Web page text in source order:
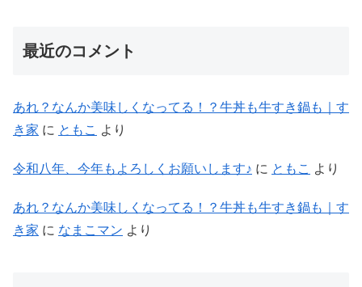
最近のコメント
あれ？なんか美味しくなってる！？牛丼も牛すき鍋も｜す
き家 に ともこ より
令和八年、今年もよろしくお願いします♪ に ともこ より
あれ？なんか美味しくなってる！？牛丼も牛すき鍋も｜す
き家 に なまこマン より